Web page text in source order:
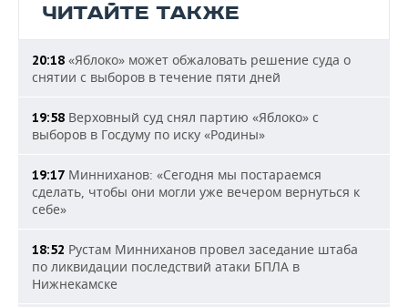
ЧИТАЙТЕ ТАКЖЕ
20:18 «Яблоко» может обжаловать решение суда о
снятии с выборов в течение пяти дней
19:58 Верховный суд снял партию «Яблоко» с
выборов в Госдуму по иску «Родины»
19:17 Минниханов: «Сегодня мы постараемся
сделать, чтобы они могли уже вечером вернуться к
себе»
18:52 Рустам Минниханов провел заседание штаба
по ликвидации последствий атаки БПЛА в
Нижнекамске